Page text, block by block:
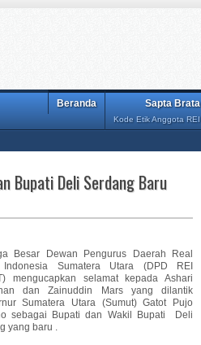
Sapta Brata
Kode Etik Anggota REI
Beranda
Bupati Deli Serdang Baru
Besar Dewan Pengurus Daerah Real
Indonesia Sumatera Utara (DPD REI
mengucapkan selamat kepada Ashari
dan Zainuddin Mars yang dilantik
Sumatera Utara (Sumut) Gatot Pujo
sebagai Bupati dan Wakil Bupati Deli
yang baru .